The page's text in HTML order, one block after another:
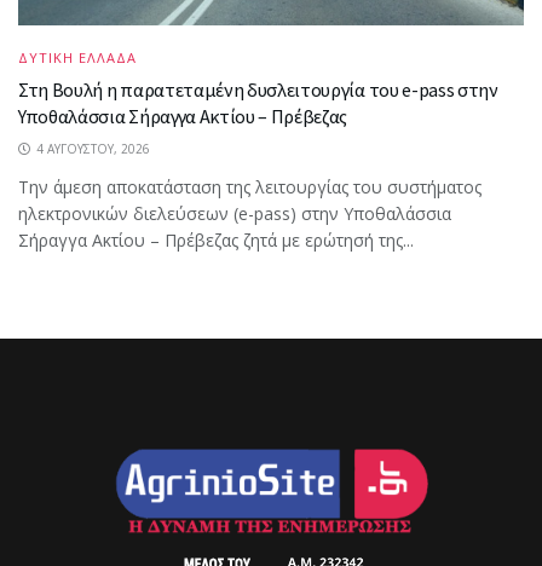
ΔΥΤΙΚΗ ΕΛΛΑΔΑ
Στη Βουλή η παρατεταμένη δυσλειτουργία του e-pass στην
Υποθαλάσσια Σήραγγα Ακτίου – Πρέβεζας
4 ΑΥΓΟΎΣΤΟΥ, 2026
Την άμεση αποκατάσταση της λειτουργίας του συστήματος
ηλεκτρονικών διελεύσεων (e-pass) στην Υποθαλάσσια
Σήραγγα Ακτίου – Πρέβεζας ζητά με ερώτησή της...